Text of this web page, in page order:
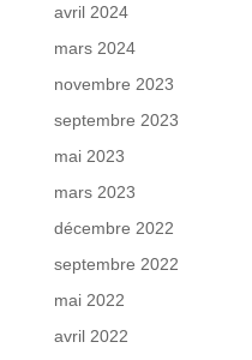
avril 2024
mars 2024
novembre 2023
septembre 2023
mai 2023
mars 2023
décembre 2022
septembre 2022
mai 2022
avril 2022